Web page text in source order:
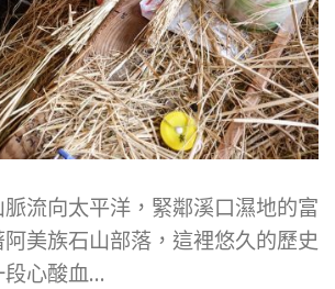
流向太平洋，緊鄰溪口濕地的富
美族石山部落，這裡悠久的歷史
段心酸血…